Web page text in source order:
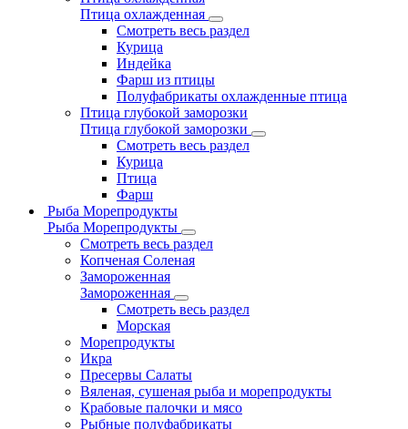
Птица охлажденная
Смотреть весь раздел
Курица
Индейка
Фарш из птицы
Полуфабрикаты охлажденные птица
Птица глубокой заморозки
Птица глубокой заморозки
Смотреть весь раздел
Курица
Птица
Фарш
Рыба Морепродукты
Рыба Морепродукты
Смотреть весь раздел
Копченая Соленая
Замороженная
Замороженная
Смотреть весь раздел
Морская
Морепродукты
Икра
Пресервы Салаты
Вяленая, сушеная рыба и морепродукты
Крабовые палочки и мясо
Рыбные полуфабрикаты